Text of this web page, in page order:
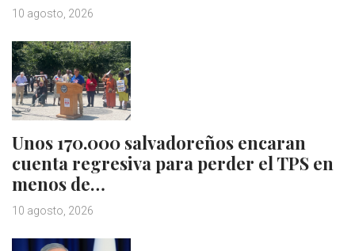
10 agosto, 2026
Unos 170.000 salvadoreños encaran
cuenta regresiva para perder el TPS en
menos de…
10 agosto, 2026